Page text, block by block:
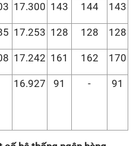
17.300 143 144 143
17.253 128 128 128
17.242 161 162 170
16.927 91 - 91